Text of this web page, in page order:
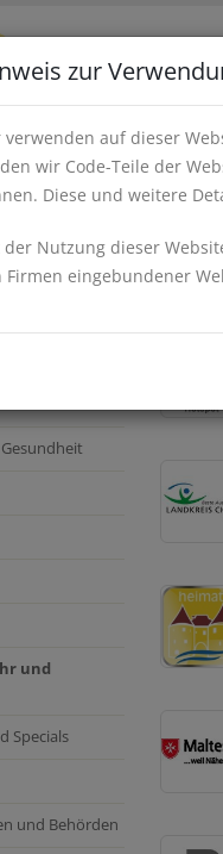
zur
verwenden auf dieser
wir Code-Teile der
Diese und weitere
Nutzung dieser
Firmen eingebundener
Verkehr
und
Specials
und Behörden